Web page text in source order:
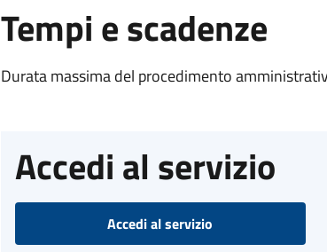
Tempi e scadenze
Durata massima del procedimento
Accedi al servizio
Accedi al servizio